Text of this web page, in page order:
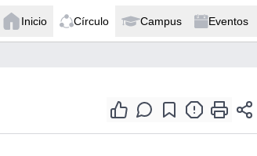
Inicio Círculo Campus Eventos